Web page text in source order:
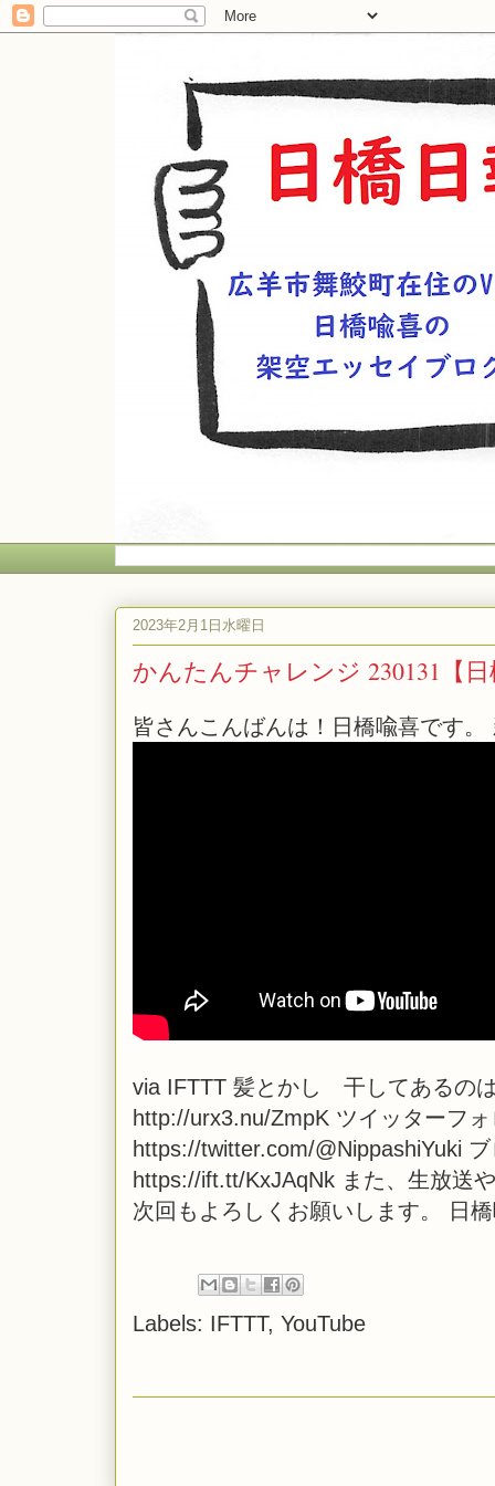
2023年2月1日水曜日
かんたんチャレンジ 230131【
皆さんこんばんは！日橋喩喜です
via IFTTT髪とかし 干してあるの
http://urx3.nu/ZmpK ツイッターフ
https://twitter.com/@NippashiYuki
https://ift.tt/KxJAqNk また、生放送
次回もよろしくお願いします。 日
Labels: IFTTT, YouTube